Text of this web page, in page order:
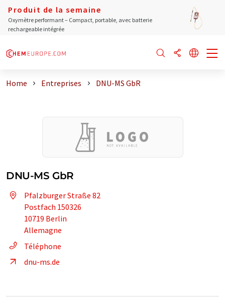
Produit de la semaine
Oxymètre performant – Compact, portable, avec batterie
rechargeable intégrée
Home Entreprises DNU-MS GbR
DNU-MS GbR
Pfalzburger Straße 82
Postfach 150326
10719 Berlin
Allemagne
Téléphone
dnu-ms.de